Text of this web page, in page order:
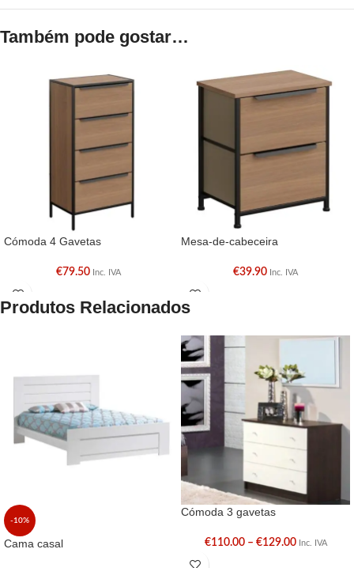
Também pode gostar…
Cómoda 4 Gavetas
€79.50 Inc. IVA
Mesa-de-cabeceira
€39.90 Inc. IVA
Produtos Relacionados
-10%
Cama casal
Cómoda 3 gavetas
€110.00 – €129.00 Inc. IVA